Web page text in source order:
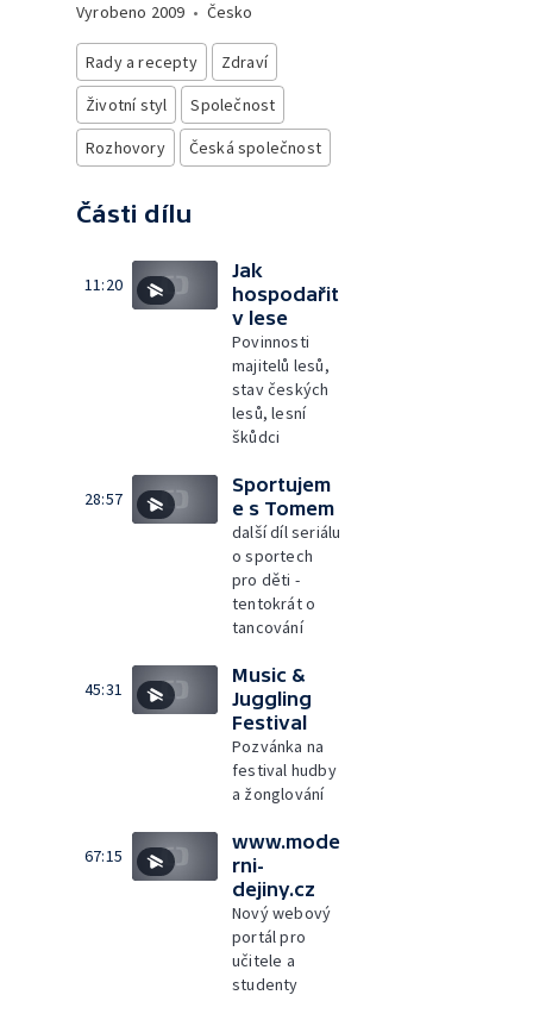
Vyrobeno 2009 • Česko
Rady a recepty
Zdraví
Životní styl
Společnost
Rozhovory
Česká společnost
Části dílu
11:20
Jak
hospodařit
v lese
Povinnosti
majitelů lesů,
stav českých
lesů, lesní
škůdci
28:57
Sportujem
e s Tomem
další díl seriálu
o sportech
pro děti -
tentokrát o
tancování
45:31
Music &
Juggling
Festival
Pozvánka na
festival hudby
a žonglování
67:15
www.mode
rni-
dejiny.cz
Nový webový
portál pro
učitele a
studenty